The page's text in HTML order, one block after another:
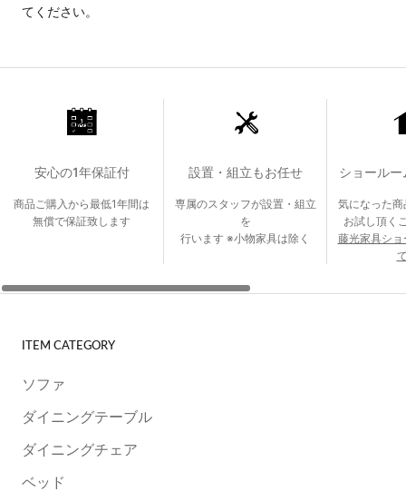
てください。
安心の1年保証付
商品ご購入から最低1年間は
無償で保証致します
設置・組立もお任せ
専属のスタッフが設置・組立
を
行います ※小物家具は除く
ショール
気になった
お試し頂く
藤光家具シ
ITEM CATEGORY
ソファ
ダイニングテーブル
ダイニングチェア
ベッド